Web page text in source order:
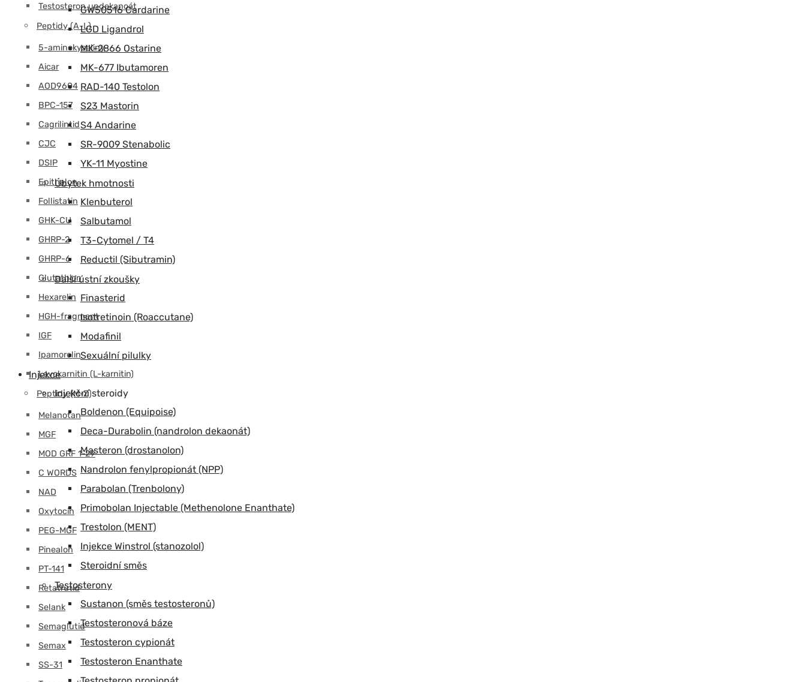
Testosteron undekanoát
Peptidy (A-L)
5-aminokyseliny
Aicar
AOD9604
BPC-157
Cagrilintid
CJC
DSIP
Epithalon
Follistatin
GHK-CU
GHRP-2
GHRP-6
Glutathion
Hexarelin
HGH-fragment
IGF
Ipamorelin
Levokarnitin (L-karnitin)
Peptidy (M-Z)
Melanotan
MGF
MOD GRF 1-29
C WORDS
NAD
Oxytocin
PEG-MGF
Pinealon
PT-141
Retatrutid
Selank
Semaglutid
Semax
SS-31
GW50516 Cardarine
LGD Ligandrol
MK-2866 Ostarine
MK-677 Ibutamoren
RAD-140 Testolon
S23 Mastorin
S4 Andarine
SR-9009 Stenabolic
YK-11 Myostine
Úbytek hmotnosti
Klenbuterol
Salbutamol
T3-Cytomel / T4
Reductil (Sibutramin)
Další ústní zkoušky
Finasterid
Isotretinoin (Roaccutane)
Modafinil
Sexuální pilulky
Injekce
Injekční steroidy
Boldenon (Equipoise)
Deca-Durabolin (nandrolon dekaonát)
Masteron (drostanolon)
Nandrolon fenylpropionát (NPP)
Parabolan (Trenbolony)
Primobolan Injectable (Methenolone Enanthate)
Trestolon (MENT)
Injekce Winstrol (stanozolol)
Steroidní směs
Testosterony
Sustanon (směs testosteronů)
Testosteronová báze
Testosteron cypionát
Testosteron Enanthate